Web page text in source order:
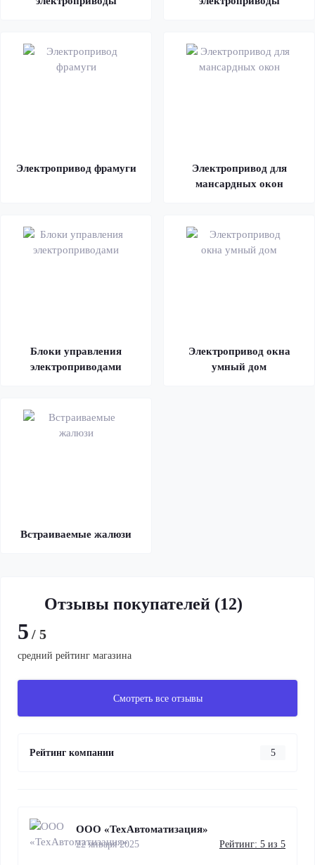
Электропривод фрамуги
Электропривод для
мансардных окон
Блоки управления
электроприводами
Электропривод окна
умный дом
Встраиваемые жалюзи
Отзывы покупателей (12)
5 / 5
средний рейтинг магазина
Смотреть все отзывы
Рейтинг компании 5
ООО «ТехАвтоматизация»
22 января 2025 Рейтинг: 5 из 5